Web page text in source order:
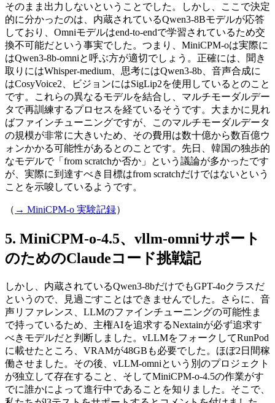
そのまま出力しないということでした。しかし、ここで決定
的に分かったのは、内蔵されているQwen3-8Bモデルが応答
しており、Omniモデルはend-to-endで学習されているため交
換不可能だという事実でした。つまり、MiniCPM-oは実際に
はQwen3-8b-omniと呼ぶ方が適切でしょう。正確には、聞き
取りにはWhisper-medium、思考にはQwen3-8b、音声合成に
はCosyVoice2、ビジョンにはSigLip2を使用しているとのこと
です。これらの異なるモデルを結合し、マルチモーダルデー
タで再訓練するプロセスを経ているそうです。大まかに見れ
ばファインチューニングですが、このマルチモーダルデータ
の規模が非常に大きいため、その費用は数十億から数百億ウ
ォンかかる可能性があるとのことです。先日、韓国の独歩的
なモデルで「from scratchか否か」という議論が多かったです
が、実際に到達すべき目標はfrom scratchだけではないという
ことを示唆しているようです。
（ → MiniCPM-o 実験記録）
MiniCPM-o-4.5、vllm-omniサポート
のためのClaudeコード挑戦記
しかし、内蔵されているQwen3-8bだけでもGPT-4oクラスだ
というので、見過ごすことはできませんでした。さらに、音
声リファレンス、LLMのファインチューニングの可能性ま
で持っているため、主権AIを追求するNextainが必ず追求す
べきモデルだと判断しました。vLLMをフォークしてRunPod
に載せたところ、VRAMが48GBも必要でした。ほぼ2日間稼
働させました。その後、vLLM-omniという別のプロジェクト
が独立して存在すること、そしてMiniCPM-o-4.5の作業がす
でに誰かによって進行中であることを知りました。そこで、